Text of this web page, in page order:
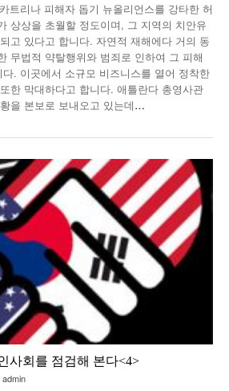
트리나 피해자 돕기 뉴올리언스를 강타한 허
상상을 초월할 정도이며, 그 지역의 치안유
고 있다고 합니다. 자연적 재해에다 거의 동
무법적 약탈행위와 범죄로 인하여 그 피해
. 이곳에서 소규모 비즈니스를 열어 정착한
한 막대하다고 합니다. 애틀란다 총영사관
을 본보로 보내오고 있는데…
사회를 점검해 본다<4>
admin